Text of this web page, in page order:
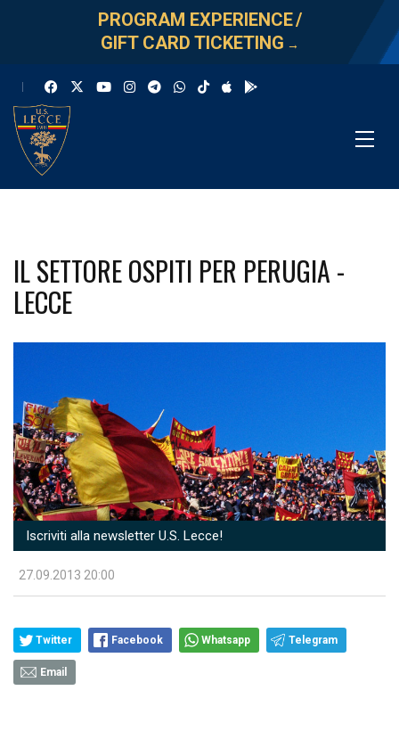
PROGRAM EXPERIENCE/
GIFT CARD TICKETING →
IL SETTORE OSPITI PER PERUGIA -
LECCE
Iscriviti alla newsletter U.S. Lecce!
27.09.2013 20:00
Twitter Facebook Whatsapp Telegram
Email